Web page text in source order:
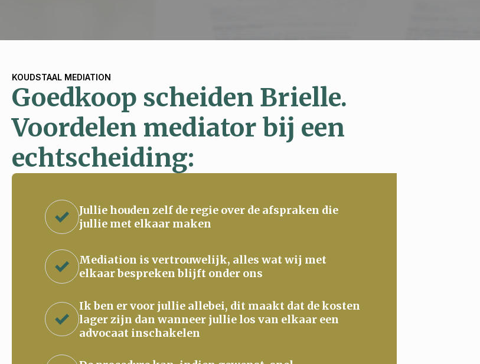
KOUDSTAAL MEDIATION
Goedkoop scheiden Brielle.
Voordelen mediator bij een
echtscheiding:
Jullie houden zelf de regie over de afspraken die
jullie met elkaar maken
Mediation is vertrouwelijk, alles wat wij met
elkaar bespreken blijft onder ons
Ik ben er voor jullie allebei, dit maakt dat de kosten
lager zijn dan wanneer jullie los van elkaar een
advocaat inschakelen